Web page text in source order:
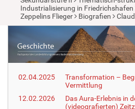
a
r
e
r
e
:
Industrialisierung in Friedrichshafen
Zeppelins Flieger
Biografien
02.04.2025
Transformation –
Vermittlung
12.02.2026
Das Aura-Erlebnis in
(videografierten)